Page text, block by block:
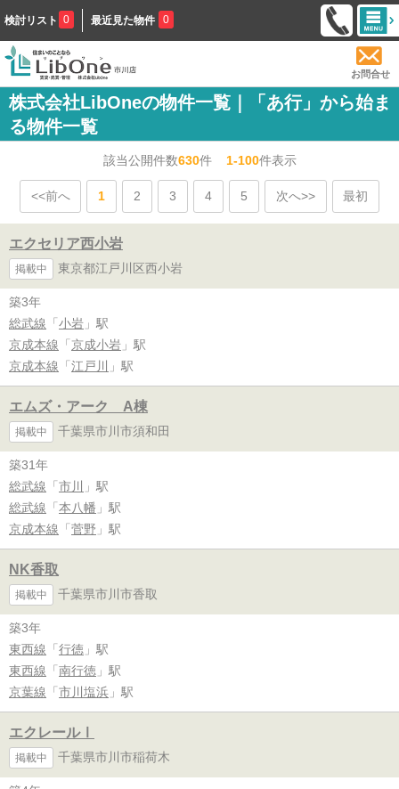
検討リスト 0 最近見た物件 0
お問合せ
株式会社LibOneの物件一覧｜「あ行」から始ま
る物件一覧
該当公開件数630件1-100件表示
<<前へ 1 2 3 4 5 次へ>> 最初
エクセリア西小岩
掲載中 東京都江戸川区西小岩
築3年
総武線 「 小岩 」駅
京成本線 「 京成小岩 」駅
京成本線 「 江戸川 」駅
エムズ・アーク A棟
掲載中 千葉県市川市須和田
築31年
総武線 「 市川
」駅
総武線 「 本八幡 」駅
京成本線 「 菅野 」駅
NK香取
掲載中 千葉県市川市香取
築3年
東西線 「 行徳 」駅
東西線 「 南行徳 」駅
京葉線 「 市川塩浜 」駅
エクレールⅠ
掲載中 千葉県市川市稲荷木